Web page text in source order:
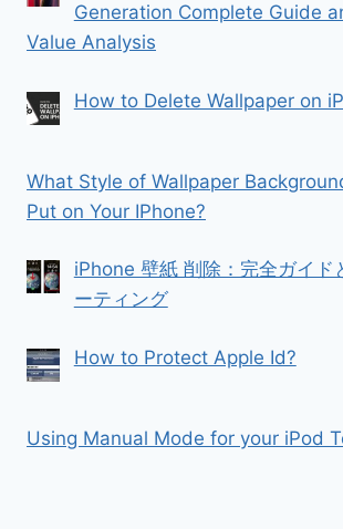
Generation Complete Guide
Value Analysis
How to Delete Wallpaper on
What Style of Wallpaper
Put on Your IPhone?
iPhone 壁紙 削除：完全ガイド
ーティング
How to Protect Apple Id?
Using Manual Mode for your iPod